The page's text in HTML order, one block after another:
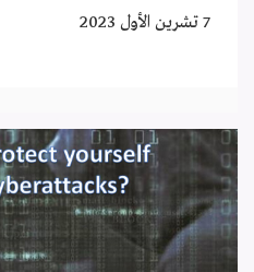
7 تشرين الأول 2023